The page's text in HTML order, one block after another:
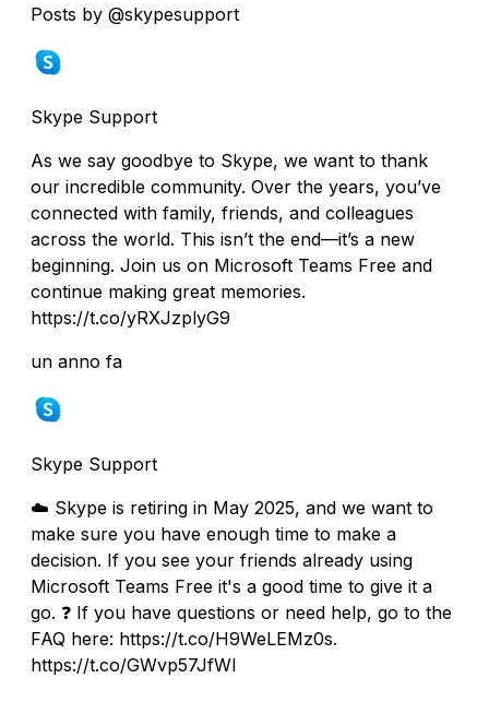
Posts by @skypesupport
Skype Support
As we say goodbye to Skype, we want to thank
our incredible community. Over the years, you’ve
connected with family, friends, and colleagues
across the world. This isn’t the end—it’s a new
beginning. Join us on Microsoft Teams Free and
continue making great memories.
https://t.co/yRXJzplyG9
un anno fa
Skype Support
☁️ Skype is retiring in May 2025, and we want to
make sure you have enough time to make a
decision. If you see your friends already using
Microsoft Teams Free it's a good time to give it a
go. ❓ If you have questions or need help, go to the
FAQ here: https://t.co/H9WeLEMz0s.
https://t.co/GWvp57JfWI